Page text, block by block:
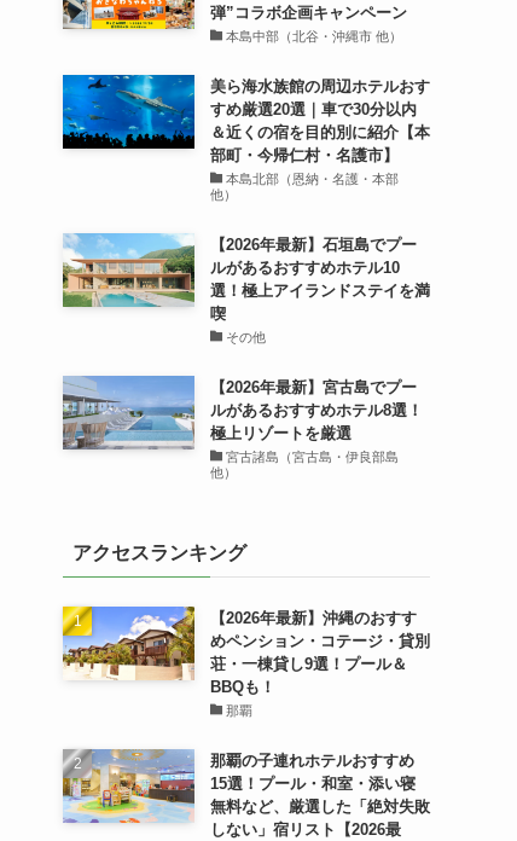
弾”コラボ企画キャンペーン
本島中部（北谷・沖縄市 他）
美ら海水族館の周辺ホテルおす
すめ厳選20選｜車で30分以内
＆近くの宿を目的別に紹介【本
部町・今帰仁村・名護市】
本島北部（恩納・名護・本部
他）
【2026年最新】石垣島でプー
ルがあるおすすめホテル10
選！極上アイランドステイを満
喫
その他
【2026年最新】宮古島でプー
ルがあるおすすめホテル8選！
極上リゾートを厳選
宮古諸島（宮古島・伊良部島
他）
アクセスランキング
【2026年最新】沖縄のおすす
めペンション・コテージ・貸別
荘・一棟貸し9選！プール＆
BBQも！
那覇
那覇の子連れホテルおすすめ
15選！プール・和室・添い寝
無料など、厳選した「絶対失敗
しない」宿リスト【2026最